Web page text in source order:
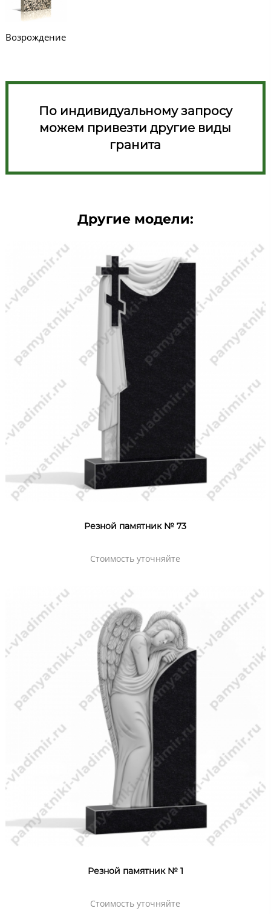
Возрождение
По индивидуальному запросу
можем привезти другие виды
гранита
Другие модели:
Резной памятник № 73
Стоимость уточняйте
Резной памятник № 1
Стоимость уточняйте